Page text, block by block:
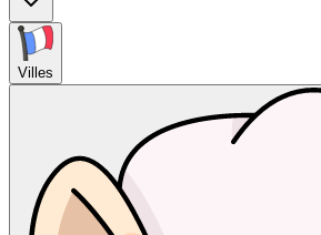
Villes